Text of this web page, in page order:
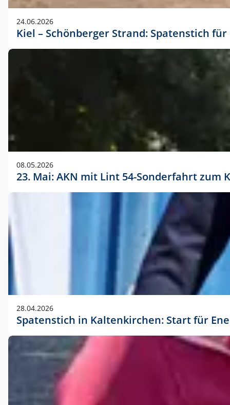
24.06.2026
Kiel – Schönberger Strand: Spatenstich
08.05.2026
23. Mai: AKN mit Lint 54-Sonderfahrt
28.04.2026
Spatenstich in Kaltenkirchen: Start für